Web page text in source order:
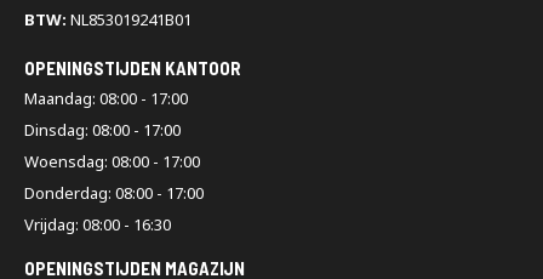
BTW: NL853019241B01
OPENINGSTIJDEN KANTOOR
Maandag: 08:00 - 17:00
Dinsdag: 08:00 - 17:00
Woensdag: 08:00 - 17:00
Donderdag: 08:00 - 17:00
Vrijdag: 08:00 - 16:30
OPENINGSTIJDEN MAGAZIJN